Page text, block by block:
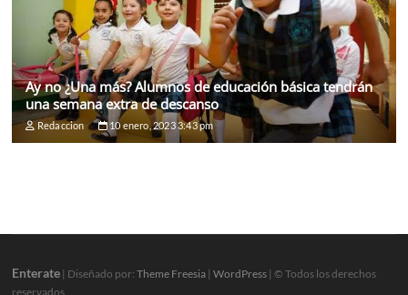
Ay no ¿Una más? Alumnos de educación básica tendrán
una semana extra de descanso
Redaccion 10 enero, 2023 3:43 pm
Enterate | Diseñado por:Theme Freesia |WordPress | © Todos los derechos
reservados